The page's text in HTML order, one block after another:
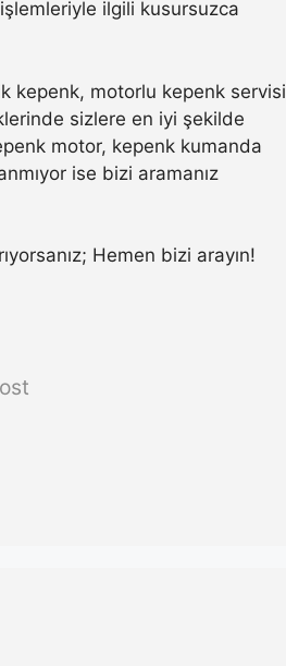
ilgili kusursuzca
kepenk, motorlu kepenk servisi
sizlere en iyi şekilde
motor, kepenk kumanda
ise bizi aramanız
Hemen bizi arayın!